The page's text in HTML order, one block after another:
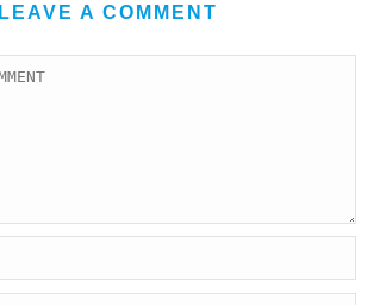
LEAVE A COMMENT